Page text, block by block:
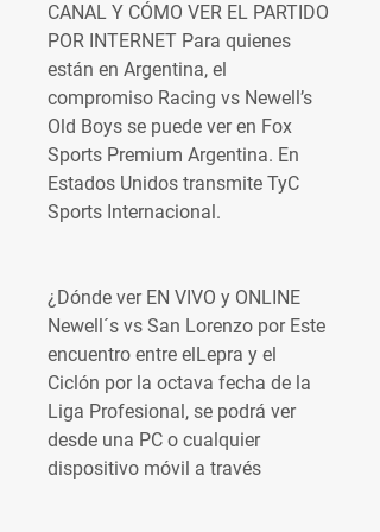
CANAL Y CÓMO VER EL PARTIDO
POR INTERNET Para quienes
están en Argentina, el
compromiso Racing vs Newell’s
Old Boys se puede ver en Fox
Sports Premium Argentina. En
Estados Unidos transmite TyC
Sports Internacional.
¿Dónde ver EN VIVO y ONLINE
Newell´s vs San Lorenzo por Este
encuentro entre elLepra y el
Ciclón por la octava fecha de la
Liga Profesional, se podrá ver
desde una PC o cualquier
dispositivo móvil a través